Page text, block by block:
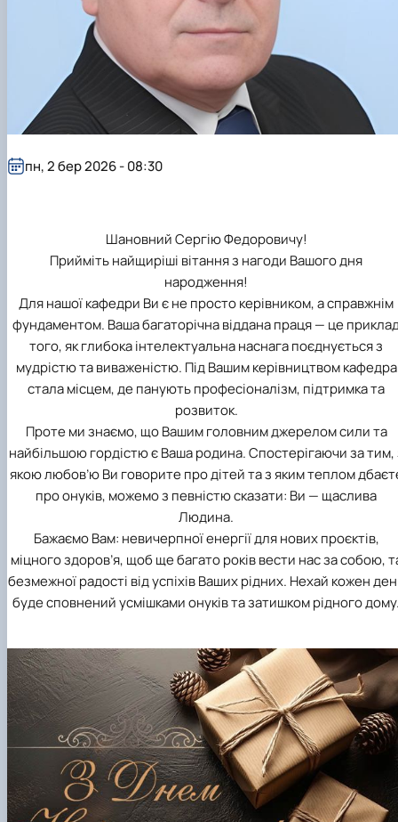
Шановний Сергію Федоровичу!
Прийміть найщиріші вітання з нагоди Вашого дня
народження!
Для нашої кафедри Ви є не просто керівником, а справжнім
фундаментом. Ваша багаторічна віддана праця — це
того, як глибока інтелектуальна наснага поєднується з
мудрістю та виваженістю. Під Вашим керівництвом кафедра
стала місцем, де панують професіоналізм, підтримка та
розвиток.
Проте ми знаємо, що Вашим головним джерелом сили та
найбільшою гордістю є Ваша родина. Спостерігаючи за тим,
якою любов’ю Ви говорите про дітей та з яким теплом
про онуків, можемо з певністю сказати: Ви — щаслива
Людина.
Бажаємо Вам: невичерпної енергії для нових проєктів,
міцного здоров’я, щоб ще багато років вести нас за собою,
безмежної радості від успіхів Ваших рідних. Нехай кожен
буде сповнений усмішками онуків та затишком рідного
пн, 2 бер 2026 - 08:30